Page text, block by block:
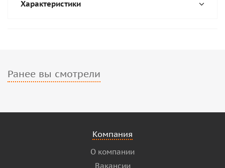
Характеристики
Ранее вы смотрели
Компания
О компании
Вакансии